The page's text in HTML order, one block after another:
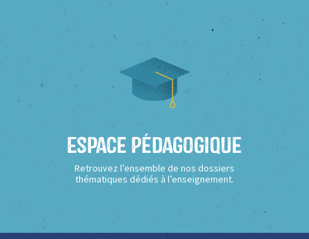
Espace Pédagogique
Retrouvez l’ensemble de nos dossiers
thématiques dédiés à l’enseignement.